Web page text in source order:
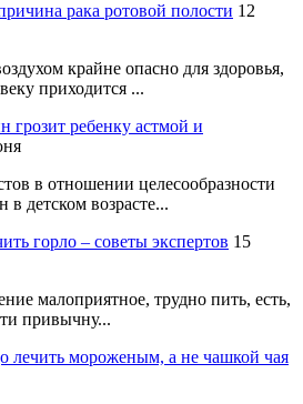
рака ротовой полости 12
крайне опасно для здоровья,
приходится ...
грозит ребенку астмой и
в отношении целесообразности
в детском возрасте...
горло – советы экспертов 15
малоприятное, трудно пить, есть,
привычну...
лечить мороженым, а не чашкой чая